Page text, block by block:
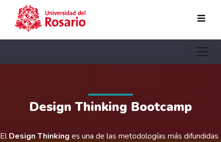
Design Thinking Bootcamp
ElDesign Thinking es una de las metodologías más difundidas